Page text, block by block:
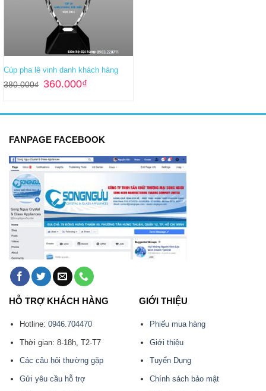
Cúp pha lê vinh danh khách hàng
380.000₫ Giá
gốc
360.000₫
360.000₫.
FANPAGE FACEBOOK
HỖ TRỢ KHÁCH HÀNG
Hotline: 0946.704470
Thời gian: 8-18h, T2-T7
Các câu hỏi thường gặp
Gửi yêu cầu hỗ trợ
GIỚI THIỆU
Phiếu mua hàng
Giới thiệu
Tuyển Dụng
Chính sách bảo mật